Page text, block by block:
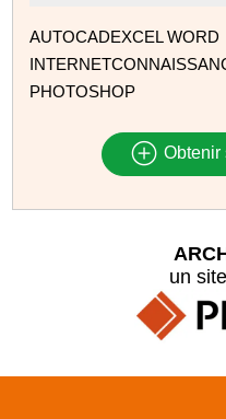
AUTOCADEXCEL WORD
PHOTOSHOP
Obtenir
un